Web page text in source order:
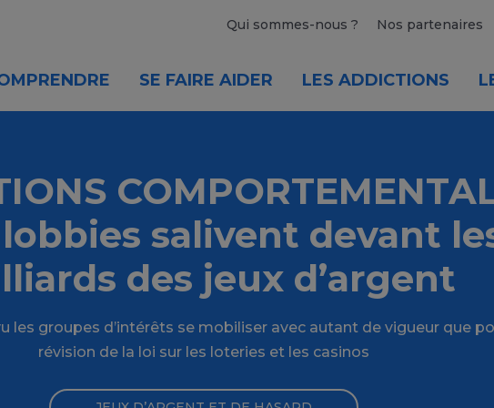
Qui sommes-nous ? Nos partenaires
SE FAIRE AIDER LES ADDICTIONS
salivent devant
des jeux d’argent
les groupes d’intérêts se mobiliser avec autant de vigueur que
révision de la loi sur les loteries et les casinos